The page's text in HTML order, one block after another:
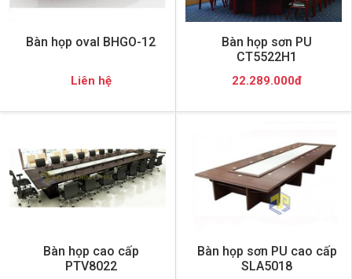
Bàn họp oval BHGO-12
Liên hệ
Bàn họp sơn PU
CT5522H1
22.289.000đ
Bàn họp cao cấp
PTV8022
Bàn họp sơn PU cao cấp
SLA5018